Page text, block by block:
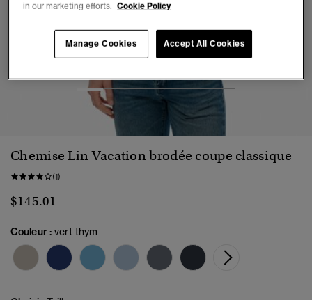
1 2 3 6
Chemise Lin Vacation brodée coupe classique
(1)
$145.01
Couleur :vert thym
in our marketing efforts. Cookie Policy
Accept All Cookies
Manage Cookies